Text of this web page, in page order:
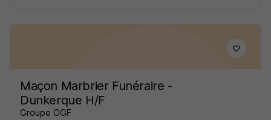
Maçon Marbrier Funéraire -
Dunkerque H/F
Groupe OGF